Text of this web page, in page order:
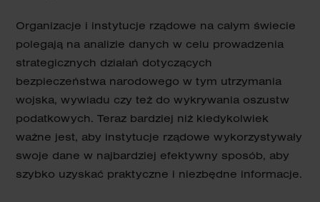
Organizacje i instytucje rządowe na całym świecie
polegają na analizie danych w celu prowadzenia
strategicznych działań dotyczących
bezpieczeństwa narodowego w tym utrzymania
wojska, wywiadu czy też do wykrywania oszustw
podatkowych. Teraz bardziej niż kiedykolwiek
ważne jest, aby instytucje rządowe wykorzystywały
swoje dane w najbardziej efektywny sposób, aby
szybko uzyskać praktyczne i niezbędne informacje.